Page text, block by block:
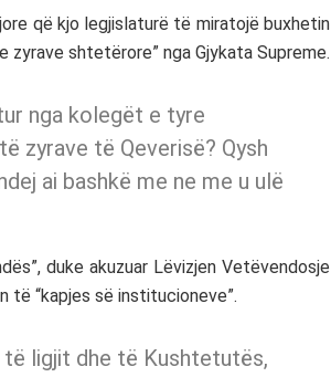
që kjo legjislaturë të miratojë buxhetin
zyrave shtetërore” nga Gjykata Supreme.
nga kolegët e tyre
zyrave të Qeverisë? Qysh
ai bashkë me ne me u ulë
duke akuzuar Lëvizjen Vetëvendosje
“kapjes së institucioneve”.
të ligjit dhe të Kushtetutës,